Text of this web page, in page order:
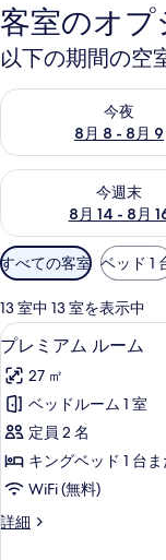
客室のオプ
以下の期間の空
今夜
8月 8 - 8月 9
今夜 8月 8 - 8月 9 の
今週末
8月 14 - 8月
今週末 8月 14 - 8月
利
用
可
能
な
客
室
の
り
込
み
すべての客室 ベッド 1
13 室中 13 室を表示中
プ
レ
ミ
ア
ム
ル
ー
ム
7
プレミアム ルーム
27 ㎡
ベッドルーム 1 室
定員 2 名
キングベッド 1 台
WiFi (無料)
詳細
プ